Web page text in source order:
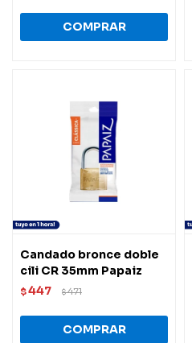
Candado bronce doble
cili CR 35mm Papaiz
$447 $471